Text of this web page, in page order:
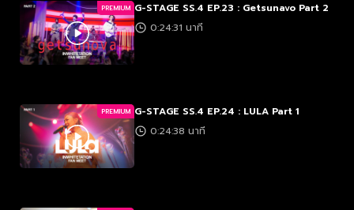
PREMIUM G-STAGE SS.4 EP.23 : Getsunavo Part 2
0:24:31 นาที
PREMIUM G-STAGE SS.4 EP.24 : LULA Part 1
0:24:38 นาที